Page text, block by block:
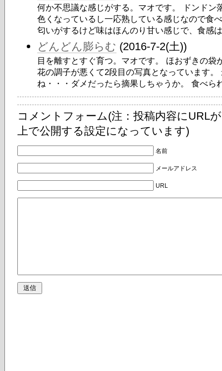
何か不思議な感じがする。マオです。 ドンドン
色くなっているし一応熟している感じなので食
匂いがするけど味はほんのり甘い感じで、食感
どんどん膨らむ (2016-7-2(土))
目を離すとすぐ育つ。マオです。 ほおずきの袋
花の調子が悪くて2段目の写真となっています
ね・・・ダメだったら摘果しちゃうか。 食べら
コメントフォーム(注：投稿内容にURL
上で公開する設定になっています)
名前
メールアドレス
URL